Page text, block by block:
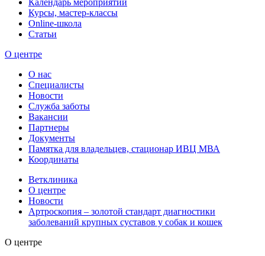
Курсы, мастер-классы
Online-школа
Статьи
О центре
О нас
Специалисты
Новости
Служба заботы
Вакансии
Партнеры
Документы
Памятка для владельцев, стационар ИВЦ МВА
Координаты
Ветклиника
О центре
Новости
Артроскопия – золотой стандарт диагностики
заболеваний крупных суставов у собак и кошек
О центре